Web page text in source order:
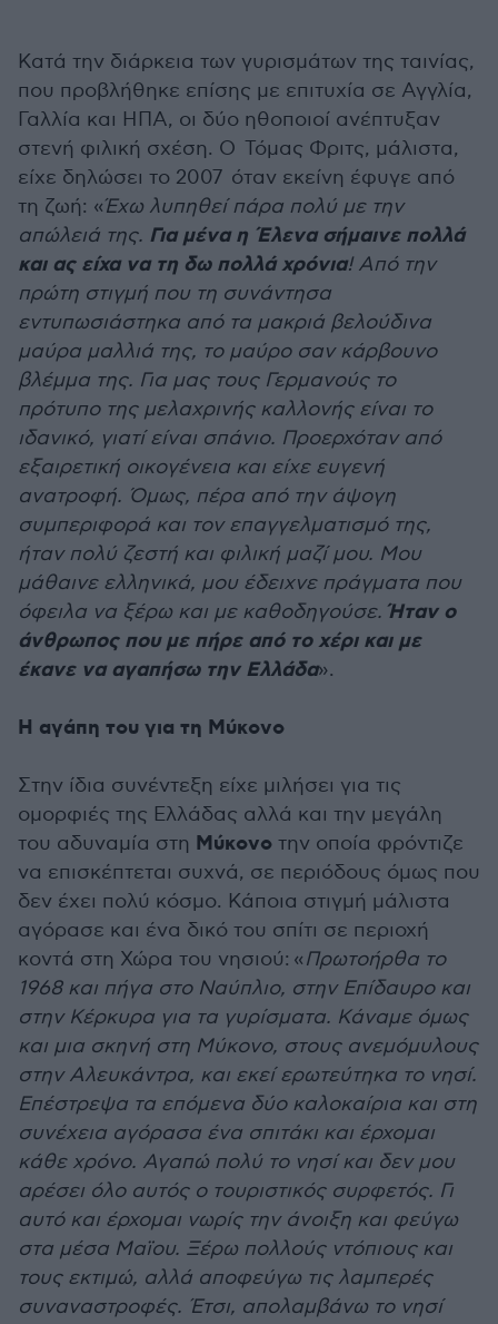
Κατά την διάρκεια των γυρισμάτων της ταινίας,
που προβλήθηκε επίσης με επιτυχία σε Αγγλία,
Γαλλία και ΗΠΑ, οι δύο ηθοποιοί ανέπτυξαν
στενή φιλική σχέση. Ο Τόμας Φριτς, μάλιστα,
είχε δηλώσει το 2007 όταν εκείνη έφυγε από
τη ζωή: «Έχω λυπηθεί πάρα πολύ με την
απώλειά της. Για μένα η Έλενα σήμαινε πολλά
και ας είχα να τη δω πολλά χρόνια! Από την
πρώτη στιγμή που τη συνάντησα
εντυπωσιάστηκα από τα μακριά βελούδινα
μαύρα μαλλιά της, το μαύρο σαν κάρβουνο
βλέμμα της. Για μας τους Γερμανούς το
πρότυπο της μελαχρινής καλλονής είναι το
ιδανικό, γιατί είναι σπάνιο. Προερχόταν από
εξαιρετική οικογένεια και είχε ευγενή
ανατροφή. Όμως, πέρα από την άψογη
συμπεριφορά και τον επαγγελματισμό της,
ήταν πολύ ζεστή και φιλική μαζί μου. Μου
μάθαινε ελληνικά, μου έδειχνε πράγματα που
όφειλα να ξέρω και με καθοδηγούσε. Ήταν ο
άνθρωπος που με πήρε από το χέρι και με
έκανε να αγαπήσω την Ελλάδα».
Η αγάπη του για τη Μύκονο
Στην ίδια συνέντεξη είχε μιλήσει για τις
ομορφιές της Ελλάδας αλλά και την μεγάλη
του αδυναμία στη Μύκονο την οποία φρόντιζε
να επισκέπτεται συχνά, σε περιόδους όμως που
δεν έχει πολύ κόσμο. Κάποια στιγμή μάλιστα
αγόρασε και ένα δικό του σπίτι σε περιοχή
κοντά στη Χώρα του νησιού: «Πρωτοήρθα το
1968 και πήγα στο Ναύπλιο, στην Επίδαυρο και
στην Κέρκυρα για τα γυρίσματα. Κάναμε όμως
και μια σκηνή στη Μύκονο, στους ανεμόμυλους
στην Αλευκάντρα, και εκεί ερωτεύτηκα το νησί.
Επέστρεψα τα επόμενα δύο καλοκαίρια και στη
συνέχεια αγόρασα ένα σπιτάκι και έρχομαι
κάθε χρόνο. Αγαπώ πολύ το νησί και δεν μου
αρέσει όλο αυτός ο τουριστικός συρφετός. Γι
αυτό και έρχομαι νωρίς την άνοιξη και φεύγω
στα μέσα Μαϊου. Ξέρω πολλούς ντόπιους και
τους εκτιμώ, αλλά αποφεύγω τις λαμπερές
συναναστροφές. Έτσι, απολαμβάνω το νησί